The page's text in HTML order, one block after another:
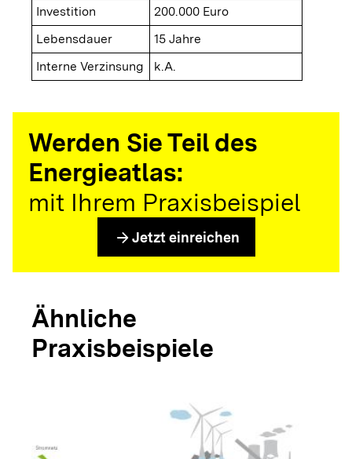
Investition
200.000 Euro
Lebensdauer
15 Jahre
Interne Verzinsung
k.A.
Werden Sie Teil des
Energieatlas:
mit Ihrem Praxisbeispiel
arrow_forward Jetzt einreichen
Ähnliche
Praxisbeispiele